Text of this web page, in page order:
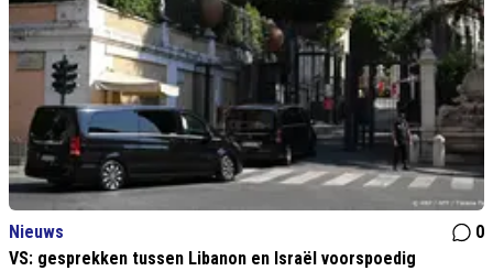
Nieuws
0
VS: gesprekken tussen Libanon en Israël voorspoedig